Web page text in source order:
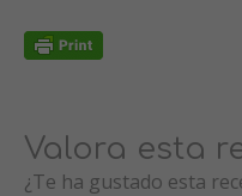
Valora esta
¿Te ha gustado esta